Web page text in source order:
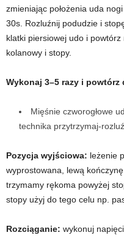
zmieniając położenia uda
30s. Rozluźnij podudzie i
klatki piersiowej udo i
kolanowy i stopy.
Wykonaj 3–5 razy i
Mięśnie czworogłowe
technika przytrzymaj-
Pozycja wyjściowa: leżenie
wyprostowana, lewą
trzymamy rękoma powyżej
stopy użyj do tego celu np.
Rozciąganie: wykonuj